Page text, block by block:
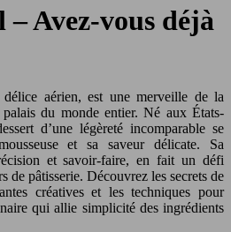
– Avez-vous déjà
aérien, est une merveille de la
du monde entier. Né aux États-
d’une légèreté incomparable se
et sa saveur délicate. Sa
et savoir-faire, en fait un défi
de pâtisserie. Découvrez les secrets de
créatives et les techniques pour
qui allie simplicité des ingrédients